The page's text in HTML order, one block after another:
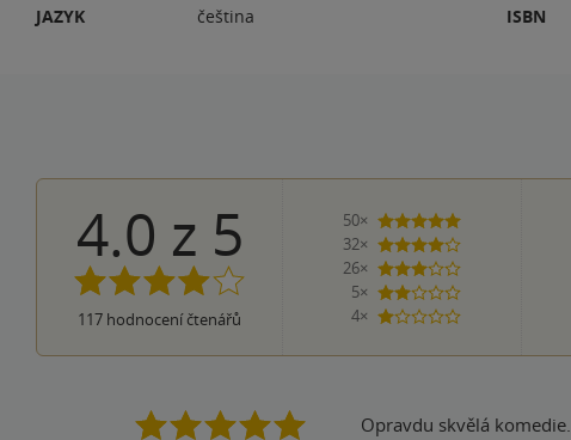
JAZYK
čeština
ISBN
4.0 z 5
117 hodnocení čtenářů
50×
5 hvězdiček
32×
4 hvězdičky
26×
3 hvězdičky
5×
2 hvězdičky
4×
1 hvezdička
Opravdu skvělá komedie.